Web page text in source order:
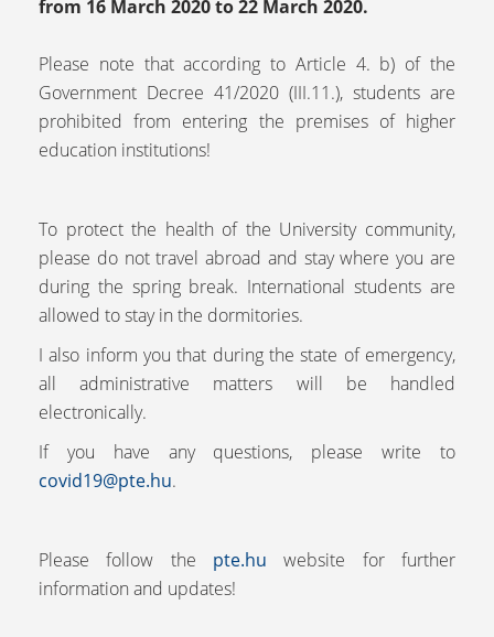
from 16 March 2020 to 22 March 2020.
Please note that according to Article 4. b) of the
Government Decree 41/2020 (III.11.), students are
prohibited from entering the premises of higher
education institutions!
To protect the health of the University community,
please do not travel abroad and stay where you are
during the spring break. International students are
allowed to stay in the dormitories.
I also inform you that during the state of emergency,
all administrative matters will be handled
electronically.
If you have any questions, please write to
covid19@pte.hu.
Please follow the pte.hu website for further
information and updates!